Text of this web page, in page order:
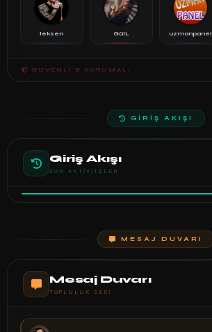
teksen GülL uzmanpanel
GÜVENLI & KORUMALI
GİRİŞ AKIŞI
Giriş Akışı
SON AKTIVITELER
MESAJ DUVARI
Mesaj Duvarı
TOPLULUK SESI